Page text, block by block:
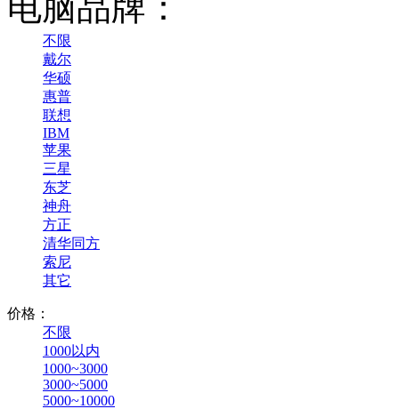
不限
戴尔
华硕
惠普
联想
IBM
苹果
三星
东芝
神舟
方正
清华同方
索尼
其它
价格：
不限
1000以内
1000~3000
3000~5000
5000~10000